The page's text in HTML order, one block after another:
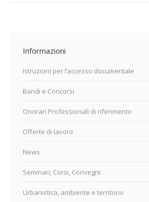
Informazioni
Istruzioni per l’accesso documentale
Bandi e Concorsi
Onorari Professionali di riferimento
Offerte di lavoro
News
Seminari, Corsi, Convegni
Urbanistica, ambiente e territorio